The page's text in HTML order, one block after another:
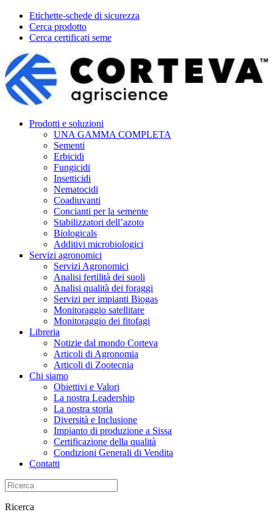
Etichette-schede di sicurezza
Cerca prodotto
Cerca certificati seme
Prodotti e soluzioni
UNA GAMMA COMPLETA
Sementi
Erbicidi
Fungicidi
Insetticidi
Nematocidi
Coadiuvanti
Concianti per la semente
Stabilizzatori dell’azoto
Biologicals
Additivi microbiologici
Servizi agronomici
Servizi Agronomici
Analisi fertilità dei suoli
Analisi qualità dei foraggi
Servizi per impianti Biogas
Monitoraggio satellitare
Monitoraggio dei fitofagi
Libreria
Notizie dal mondo Corteva
Articoli di Agronomia
Articoli di Zootecnia
Chi siamo
Obiettivi e Valori
La nostra Leadership
La nostra storia
Diversità e Inclusione
Impianto di produzione a Sissa
Certificazione della qualità
Condizioni Generali di Vendita
Contatti
Ricerca